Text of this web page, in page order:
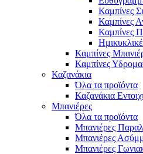
Καμπίνες
Καμπίνες
Καμπίνες
Καμπίνες
Καμπίνες
Καζανάκια
Όλα τα προϊόντα
Καζανάκια
Μπανιέρες
Όλα τα προϊόντα
Μπανιέρες
Μπανιέρες
Μπανιέρες